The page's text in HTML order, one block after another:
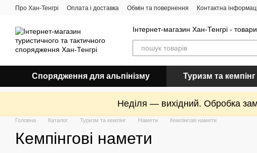
Перейти до основного контенту
Про Хан-Тенгрі Оплата і доставка Обмін та повернення Контактна
Інтернет-магазин Хан-Тенгрі -
Спорядження для альпінізму Туризм та кемпінг
Неділя — вихідний. Обробка
Головна Каталог Туризм та кемпінг Намети Кемпінгові намети
Кемпінгові намети